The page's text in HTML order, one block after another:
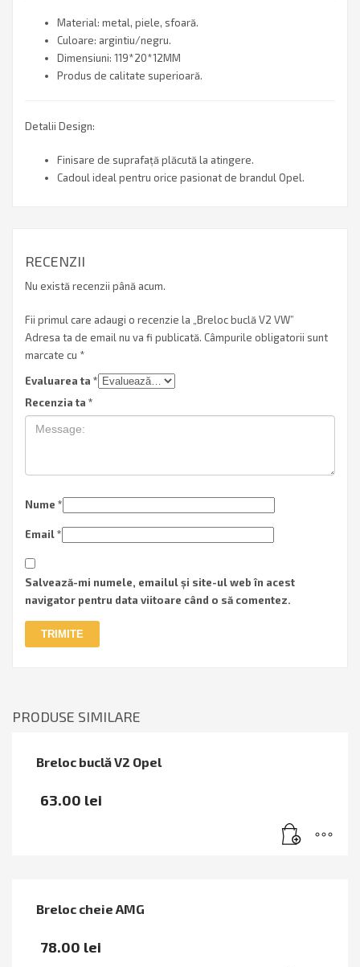
Material: metal, piele, sfoară.
Culoare: argintiu/negru.
Dimensiuni: 119*20*12MM
Produs de calitate superioară.
Detalii Design:
Finisare de suprafață plăcută la atingere.
Cadoul ideal pentru orice pasionat de brandul Opel.
RECENZII
Nu există recenzii până acum.
Fii primul care adaugi o recenzie la „Breloc buclă V2 VW”
Adresa ta de email nu va fi publicată. Câmpurile obligatorii sunt
marcate cu *
Evaluarea ta *
Recenzia ta *
Nume *
Email*
Salvează-mi numele, emailul și site-ul web în acest
navigator pentru data viitoare când o să comentez.
PRODUSE SIMILARE
Breloc buclă V2 Opel
63.00 lei
Breloc cheie AMG
78.00 lei